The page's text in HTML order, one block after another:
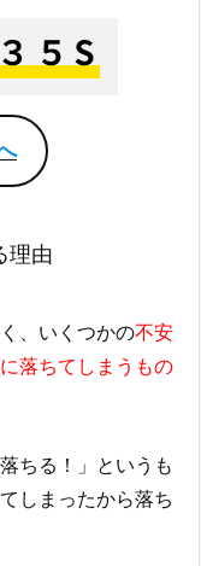
理由
、いくつかの不安
落ちてしまうもの
ちる！」というも
しまったから落ち